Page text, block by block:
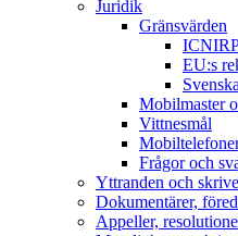
Juridik
Gränsvärden
EU:s
Mobilmaster
Vittnesmål
Frågor och
Yttranden och
Dokumentärer,
Appeller,